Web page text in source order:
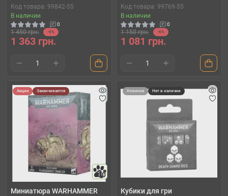
Код товара: 99842-55
В наличии
0
1 450 грн. -6%
1 363 грн.
Код товара: 99769-55
В наличии
0
1 150 грн. -6%
1 081 грн.
Акция Заканчивается
10
Миниатюра WARHAMMER
Новинка Нет в наличии
Кубики для гри